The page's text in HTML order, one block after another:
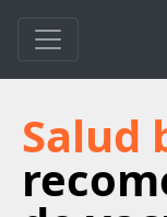
Salud